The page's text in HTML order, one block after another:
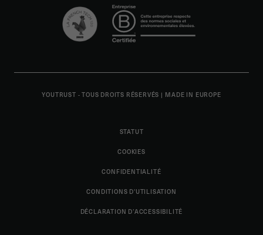
YOUTRUST - TOUS DROITS RÉSERVÉS | MADE IN EUROPE
STATUT
COOKIES
CONFIDENTIALITÉ
CONDITIONS D'UTILISATION
DÉCLARATION D’ACCESSIBILITÉ